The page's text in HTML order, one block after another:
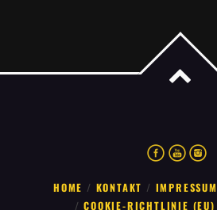
HOME KONTAKT IMPRESSUM
COOKIE-RICHTLINIE (EU)